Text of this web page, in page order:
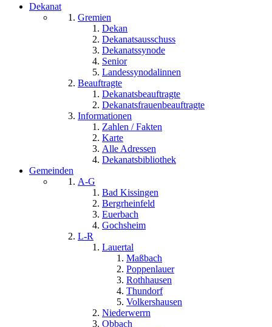
Dekanat
Gremien
Dekan
Dekanatsausschuss
Dekanatssynode
Senior
Landessynodalinnen
Beauftragte
Dekanatsbeauftragte
Dekanatsfrauenbeauftragte
Informationen
Zahlen / Fakten
Karte
Alle Adressen
Dekanatsbibliothek
Gemeinden
A-G
Bad Kissingen
Bergrheinfeld
Euerbach
Gochsheim
L-R
Lauertal
Maßbach
Poppenlauer
Rothhausen
Thundorf
Volkershausen
Niederwerrn
Obbach